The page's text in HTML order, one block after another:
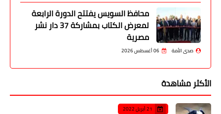
محافظ السويس يفتتح الدورة الرابعة
لمعرض الكتاب بمشاركة 37 دار نشر
مصرية
صدى الأمة 06 أغسطس 2026
الأكثر مشاهدة
21 أبريل 2022